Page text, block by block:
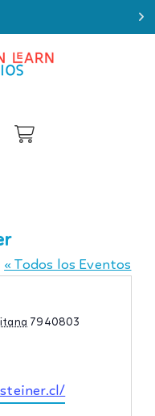
« Todos los Eventos
7940803